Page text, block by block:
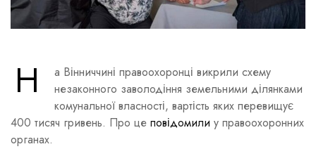
Н
а Вінниччині правоохоронці викрили схему
незаконного заволодіння земельними ділянками
комунальної власності, вартість яких перевищує
400 тисяч гривень. Про це повідомили у правоохоронних
органах.